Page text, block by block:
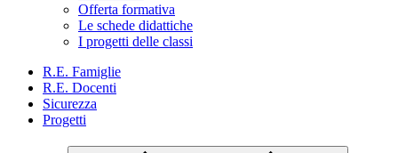
Offerta formativa
Le schede didattiche
I progetti delle classi
R.E. Famiglie
R.E. Docenti
Sicurezza
Progetti